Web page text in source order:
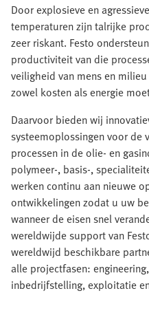
Door explosieve en
temperaturen zijn talrijke
zeer riskant. Festo
productiviteit van die
veiligheid van mens en
zowel kosten als energie
Daarvoor bieden wij
systeemoplossingen voor de
processen in de olie- en
polymeer-, basis-,
werken continu aan nieuwe
ontwikkelingen zodat u uw
wanneer de eisen snel
wereldwijde support van
wereldwijd beschikbare
alle projectfasen:
inbedrijfstelling, exploitatie